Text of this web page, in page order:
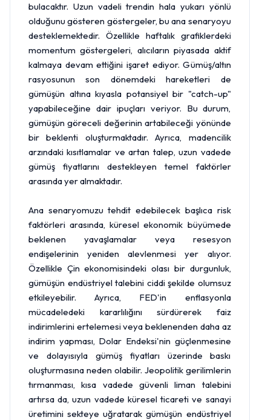
bulacaktır. Uzun vadeli trendin hala yukarı yönlü
olduğunu gösteren göstergeler, bu ana senaryoyu
desteklemektedir. Özellikle haftalık grafiklerdeki
momentum göstergeleri, alıcıların piyasada aktif
kalmaya devam ettiğini işaret ediyor. Gümüş/altın
rasyosunun son dönemdeki hareketleri de
gümüşün altına kıyasla potansiyel bir "catch-up"
yapabileceğine dair ipuçları veriyor. Bu durum,
gümüşün göreceli değerinin artabileceği yönünde
bir beklenti oluşturmaktadır. Ayrıca, madencilik
arzındaki kısıtlamalar ve artan talep, uzun vadede
gümüş fiyatlarını destekleyen temel faktörler
arasında yer almaktadır.
Ana senaryomuzu tehdit edebilecek başlıca risk
faktörleri arasında, küresel ekonomik büyümede
beklenen yavaşlamalar veya resesyon
endişelerinin yeniden alevlenmesi yer alıyor.
Özellikle Çin ekonomisindeki olası bir durgunluk,
gümüşün endüstriyel talebini ciddi şekilde olumsuz
etkileyebilir. Ayrıca, FED'in enflasyonla
mücadeledeki kararlılığını sürdürerek faiz
indirimlerini ertelemesi veya beklenenden daha az
indirim yapması, Dolar Endeksi'nin güçlenmesine
ve dolayısıyla gümüş fiyatları üzerinde baskı
oluşturmasına neden olabilir. Jeopolitik gerilimlerin
tırmanması, kısa vadede güvenli liman talebini
artırsa da, uzun vadede küresel ticareti ve sanayi
üretimini sekteye uğratarak gümüşün endüstriyel